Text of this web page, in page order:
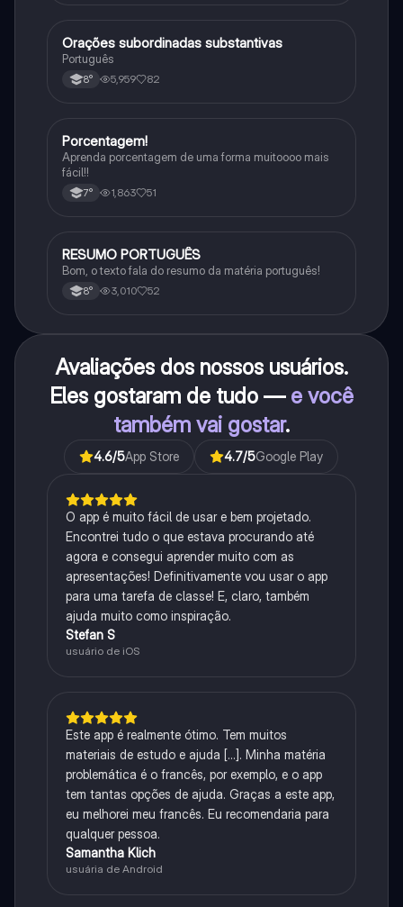
Português
Orações subordinadas substantivas
Português
8° 5,959 82
Matematica
Porcentagem!
Aprenda porcentagem de uma forma muitoooo mais
fácil!!
7° 1,863 51
Português
RESUMO PORTUGUÊS
Bom, o texto fala do resumo da matéria português!
8° 3,010 52
Avaliações dos nossos usuários.
Eles gostaram de tudo — e você
também vai gostar.
4.6/5App Store 4.7/5Google Play
O app é muito fácil de usar e bem projetado.
Encontrei tudo o que estava procurando até
agora e consegui aprender muito com as
apresentações! Definitivamente vou usar o app
para uma tarefa de classe! E, claro, também
ajuda muito como inspiração.
Stefan S
usuário de iOS
Este app é realmente ótimo. Tem muitos
materiais de estudo e ajuda [...]. Minha matéria
problemática é o francês, por exemplo, e o app
tem tantas opções de ajuda. Graças a este app,
eu melhorei meu francês. Eu recomendaria para
qualquer pessoa.
Samantha Klich
usuária de Android